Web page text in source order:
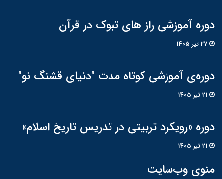
دوره آموزشی راز های تبوک در قرآن
دوره‌ی آموزشی کوتاه مدت "دنیای قشنگ نو"
دوره «رویکرد تربیتی در تدریس تاریخ اسلام»
منوی وب‌سایت